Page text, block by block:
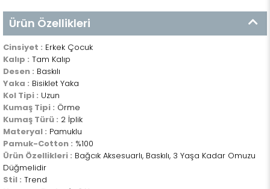
Ürün Özellikleri
Cinsiyet : Erkek Çocuk
Kalıp : Tam Kalıp
Desen : Baskılı
Yaka : Bisiklet Yaka
Kol Tipi : Uzun
Kumaş Tipi : Örme
Kumaş Türü : 2 İplik
Materyal : Pamuklu
Pamuk-Cotton : %100
Ürün Özellikleri : Bağcık Aksesuarlı, Baskılı, 3 Yaşa Kadar Omuzu
Düğmelidir
Stil : Trend